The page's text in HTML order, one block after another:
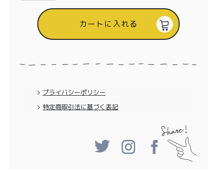
カートに入れる
プライバシーポリシー
特定商取引法に基づく表記